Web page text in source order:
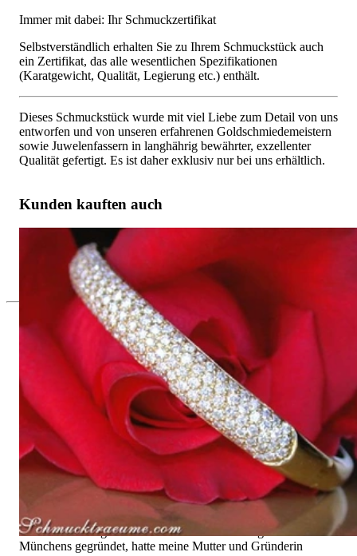
Immer mit dabei: Ihr Schmuckzertifikat
Selbstverständlich erhalten Sie zu Ihrem Schmuckstück auch
ein Zertifikat, das alle wesentlichen Spezifikationen
(Karatgewicht, Qualität, Legierung etc.) enthält.
Dieses Schmuckstück wurde mit viel Liebe zum Detail von uns
entworfen und von unseren erfahrenen Goldschmiedemeistern
sowie Juwelenfassern in langhährig bewährter, exzellenter
Qualität gefertigt. Es ist daher exklusiv nur bei uns erhältlich.
Kunden kauften auch
Feinster Gelbgold Armreif mit Diamanten
12.798,32 €
Seit 1995
Exklusiver Schmuck, Leidenschaft für
das Außergewöhnliche
Hochwertiger Schmuck ist vor allem eine Frage des
Vertrauens. Zugleich sollte er so einzigartig sein wie die Frau,
die ihn trägt. Schmuck „von der Stange“ werden Sie daher bei
uns ebenso wenig finden wie Hotlines mit langen
Warteschleifen.
Hochwertiger Schmuck ist mehr als „nur ein Accessoire“ - das
ist nicht nur unsere Überzeugung, sondern auch der Gedanke,
mit dem alles begann. 1995 als kleines Juweliergeschäft nahe
Münchens gegründet, hatte meine Mutter und Gründerin